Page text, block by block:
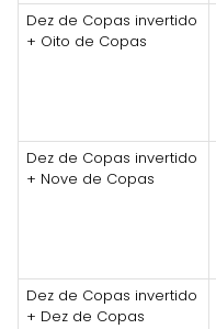
Dez de Copas invertido
+ Oito de Copas
Dez de Copas invertido
+ Nove de Copas
Dez de Copas invertido
+ Dez de Copas